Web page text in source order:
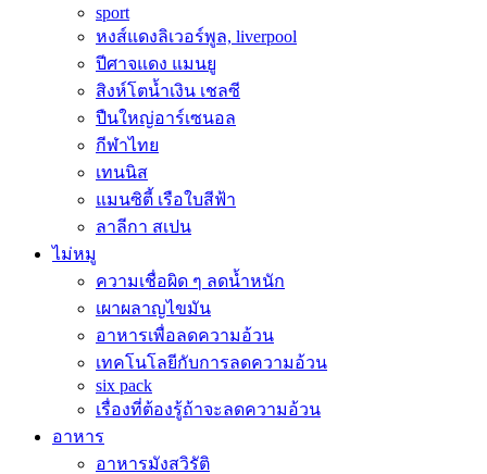
sport
หงส์แดงลิเวอร์พูล, liverpool
ปีศาจแดง แมนยู
สิงห์โตน้ำเงิน เชลซี
ปืนใหญ่อาร์เซนอล
กีฬาไทย
เทนนิส
แมนซิตี้ เรือใบสีฟ้า
ลาลีกา สเปน
ไม่หมู
ความเชื่อผิด ๆ ลดน้ำหนัก
เผาผลาญไขมัน
อาหารเพื่อลดความอ้วน
เทคโนโลยีกับการลดความอ้วน
six pack
เรื่องที่ต้องรู้ถ้าจะลดความอ้วน
อาหาร
อาหารมังสวิรัติ